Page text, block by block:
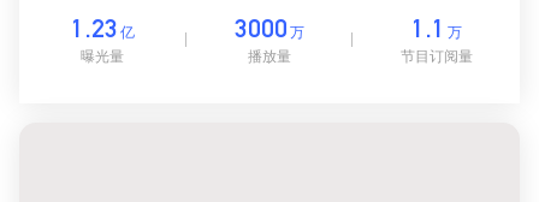
1.23 亿
曝光量
3000 万
播放量
1.1 万
节目订阅量